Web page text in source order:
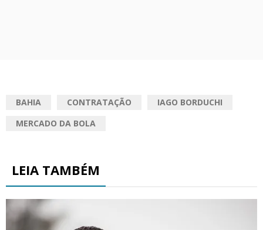
BAHIA CONTRATAÇÃO
IAGO BORDUCHI
MERCADO DA BOLA
LEIA TAMBÉM